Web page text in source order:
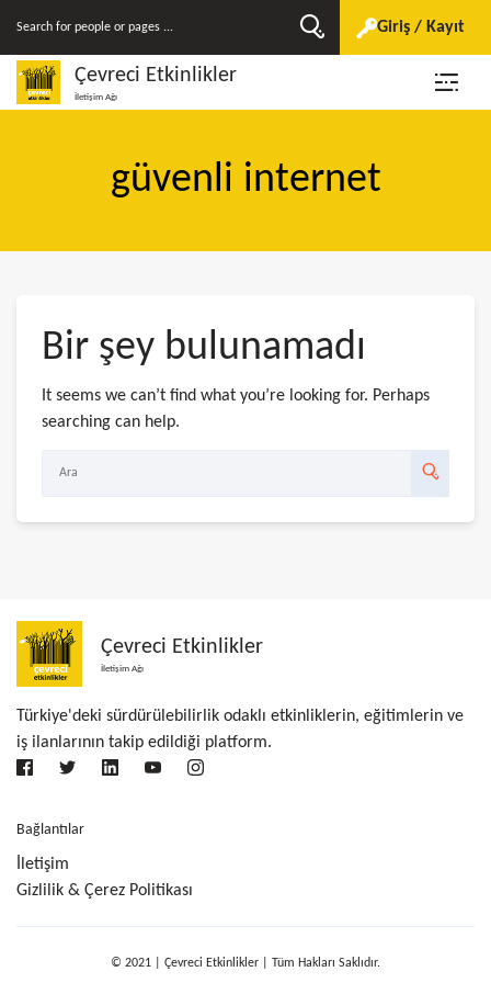
Giriş / Kayıt
Çevreci Etkinlikler
İletişim Ağı
güvenli internet
Bir şey bulunamadı
It seems we can’t find what you’re looking for. Perhaps
searching can help.
Çevreci Etkinlikler
İletişim Ağı
Türkiye'deki sürdürülebilirlik odaklı etkinliklerin, eğitimlerin ve
iş ilanlarının takip edildiği platform.
Bağlantılar
İletişim
Gizlilik & Çerez Politikası
© 2021 | Çevreci Etkinlikler | Tüm Hakları Saklıdır.